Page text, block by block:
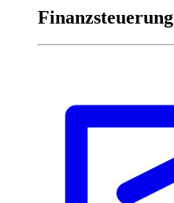
Finanzsteuerung